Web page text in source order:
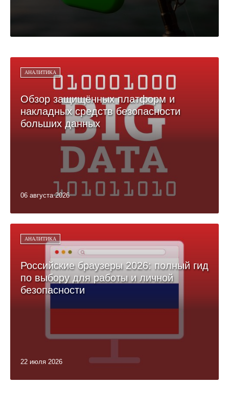
АНАЛИТИКА
Обзор защищённых платформ и
накладных средств безопасности
больших данных
06 августа 2026
АНАЛИТИКА
Российские браузеры 2026: полный гид
по выбору для работы и личной
безопасности
22 июля 2026